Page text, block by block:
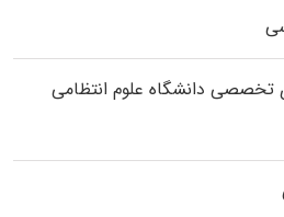
تخصصی داﻧﺸﮕﺎه ﻋﻠﻮم انتظامی